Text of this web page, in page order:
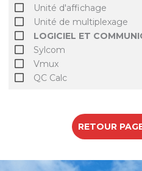
Unité d'affichage
Unité de multiplexage
LOGICIEL ET
Sylcom
Vmux
QC Calc
RETOUR